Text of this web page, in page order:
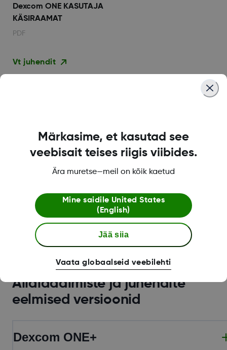
Dexcom ONE KASUTAJA
KÄSIRAAMAT
PDF
Vt juhendit
Vaata lisaks
Allalaadimiste ja juhendite
eelmised versioonid
Dexcom ONE+
Märkasime, et kasutad see
veebisait teises riigis viibides.
Ära muretse—meil on kõik kaetud
Mine saidile United States
(English)
Jää siia
Vaata globaalseid veebilehti